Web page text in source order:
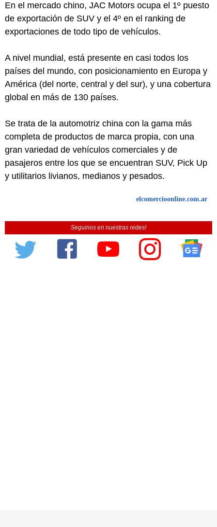
En el mercado chino, JAC Motors ocupa el 1º puesto
de exportación de SUV y el 4º en el ranking de
exportaciones de todo tipo de vehículos.
A nivel mundial, está presente en casi todos los
países del mundo, con posicionamiento en Europa y
América (del norte, central y del sur), y una cobertura
global en más de 130 países.
Se trata de la automotriz china con la gama más
completa de productos de marca propia, con una
gran variedad de vehículos comerciales y de
pasajeros entre los que se encuentran SUV, Pick Up
y utilitarios livianos, medianos y pesados.
elcomercioonline.com.ar
Seguinos en nuestras redes!